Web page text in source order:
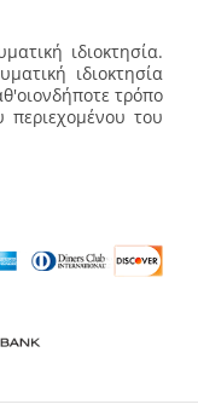
ιδιοκτησία.
ιδιοκτησία
τρόπο
του